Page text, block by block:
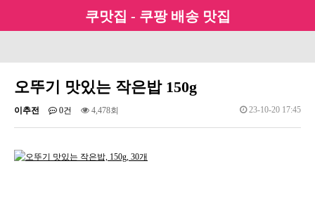
쿠맛집 - 쿠팡 배송 맛집
오뚜기 맛있는 작은밥 150g
이추전 0건 4,478회 23-10-20 17:45